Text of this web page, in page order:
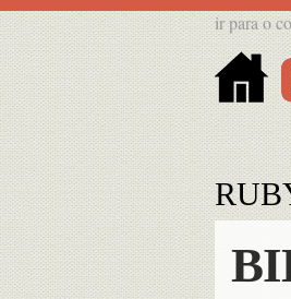
ir para o